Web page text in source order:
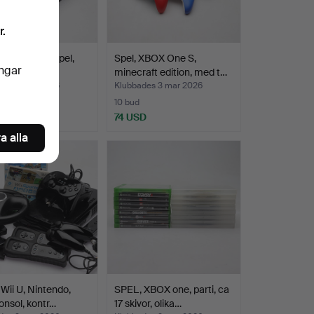
Tv-spel,
3 mar 2026
Spel, XBOX One S,
minecraft edition, med t…
Klubbades 3 mar 2026
10 bud
74 USD
U, Nintendo,
kontr…
SPEL, XBOX one, parti, ca
17 skivor, olika…
alla